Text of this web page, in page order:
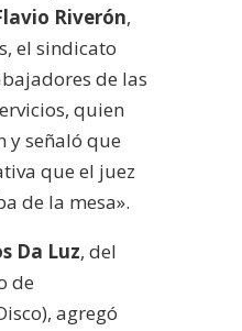
Riverón,
el sindicato
de las
quien
y señaló que
que el juez
de la mesa».
Da Luz, del
de
agregó